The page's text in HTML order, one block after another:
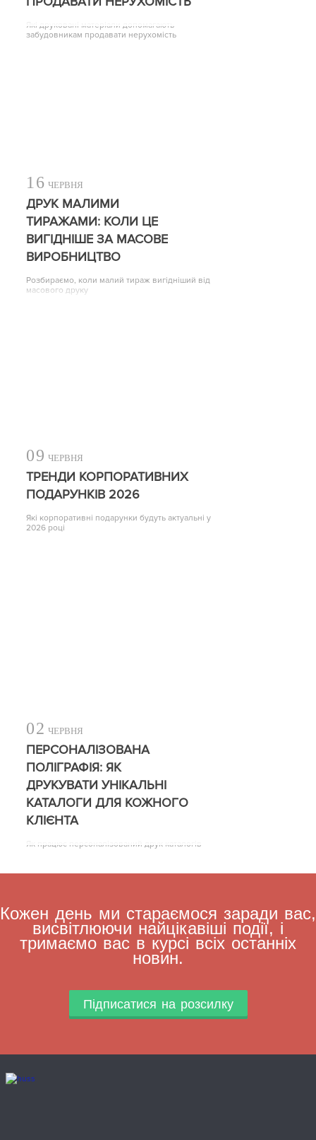
Які друковані матеріали допомагають
забудовникам продавати нерухомість
16 ЧЕРВНЯ
ДРУК МАЛИМИ
ТИРАЖАМИ: КОЛИ ЦЕ
ВИГІДНІШЕ ЗА МАСОВЕ
ВИРОБНИЦТВО
Розбираємо, коли малий тираж вигідніший від
масового друку
09 ЧЕРВНЯ
ТРЕНДИ КОРПОРАТИВНИХ
ПОДАРУНКІВ 2026
Які корпоративні подарунки будуть актуальні у
2026 році
02 ЧЕРВНЯ
ПЕРСОНАЛІЗОВАНА
ПОЛІГРАФІЯ: ЯК
ДРУКУВАТИ УНІКАЛЬНІ
КАТАЛОГИ ДЛЯ КОЖНОГО
КЛІЄНТА
Як працює персоналізований друк каталогів
Кожен день ми стараємося заради вас,
висвітлюючи найцікавіші події, і
тримаємо вас в курсі всіх останніх
новин.
Підписатися на розсилку